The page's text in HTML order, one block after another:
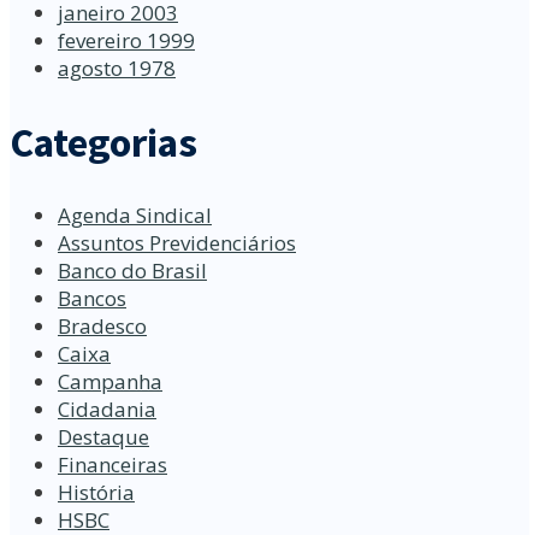
janeiro 2003
fevereiro 1999
agosto 1978
Categorias
Agenda Sindical
Assuntos Previdenciários
Banco do Brasil
Bancos
Bradesco
Caixa
Campanha
Cidadania
Destaque
Financeiras
História
HSBC